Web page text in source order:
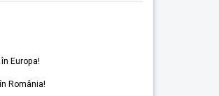
Europa!
România!